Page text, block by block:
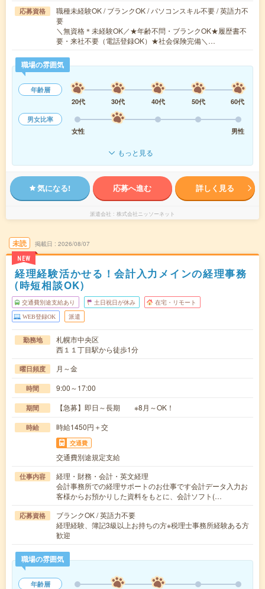
応募資格
職種未経験OK / ブランクOK / パソコンスキル不要 / 英語力不
要
＼無資格＊未経験OK／★年齢不問・ブランクOK★履歴書不
要・来社不要（電話登録OK）★社会保険完備＼…
職場の雰囲気
年齢層
20代
30代 40代 50代
60代
男女比率
女性
男性
もっと見る
気になる! 応募へ進む 詳しく見る
派遣会社 株式会社ニッソーネット
未読
NEW
掲載日 2026/08/07
経理経験活かせる！会計入力メインの経理事務
(時短相談OK)
交通費別途支給あり 土日祝日が休み 在宅・リモート
WEB登録OK 派遣
勤務地
札幌市中央区
西１１丁目駅から徒歩1分
曜日頻度 月～金
時間 9:00～17:00
期間 【急募】即日～長期 ※8月～OK！
時給 時給1450円＋交
交通費
交通費別途規定支給
仕事内容
経理・財務・会計・英文経理
会計事務所での経理サポートのお仕事です会計データ入力お
客様からお預かりした資料をもとに、会計ソフト(…
応募資格
ブランクOK / 英語力不要
経理経験、簿記3級以上お持ちの方※税理士事務所経験ある方
歓迎
職場の雰囲気
年齢層